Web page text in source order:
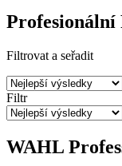
Profesionální
Filtrovat a seřadit
Filtr
WAHL